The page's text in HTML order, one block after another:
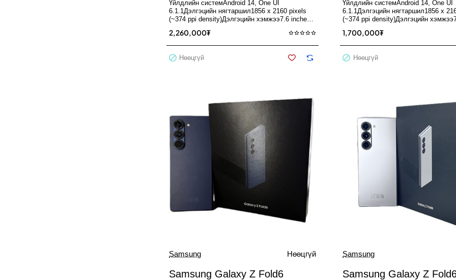
Үйлдлийн системAndroid 14, One UI
6.1.1Дэлгэцийн нягтаршил1856 x 2160 pixels
(~374 ppi density)Дэлгэцийн хэмжээ7.6 inches,
2,260,000₮
Нөөцгүй
Үйлдлийн системAndroid 14, One UI
6.1.1Дэлгэцийн нягтаршил1856 x
(~374 ppi density)Дэлгэцийн
1,700,000₮
Нөөцгүй
Зарагдсан
Нөөцгүй
Samsung Нөөцгүй
Samsung Galaxy Z Fold6
Нөөцгүй
Samsung
Samsung Galaxy Z